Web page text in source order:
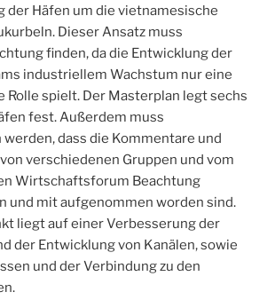
der Häfen um die vietnamesische
Dieser Ansatz muss
finden, da die Entwicklung der
industriellem Wachstum nur eine
Rolle spielt. Der Masterplan legt sechs
fest. Außerdem muss
dass die Kommentare und
verschiedenen Gruppen und vom
Wirtschaftsforum Beachtung
und mit aufgenommen worden sind.
liegt auf einer Verbesserung der
der Entwicklung von Kanälen, sowie
und der Verbindung zu den